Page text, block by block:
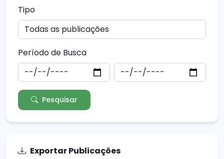
Tipo
Período de Busca
Pesquisar
Exportar Publicações